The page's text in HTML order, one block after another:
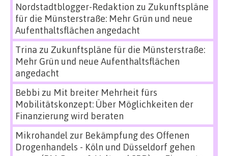
Nordstadtblogger-Redaktion zu Zukunftspläne
für die Münsterstraße: Mehr Grün und neue
Aufenthaltsflächen angedacht
Trina zu Zukunftspläne für die Münsterstraße:
Mehr Grün und neue Aufenthaltsflächen
angedacht
Bebbi zu Mit breiter Mehrheit fürs
Mobilitätskonzept: Über Möglichkeiten der
Finanzierung wird beraten
Mikrohandel zur Bekämpfung des Offenen
Drogenhandels - Köln und Düsseldorf gehen